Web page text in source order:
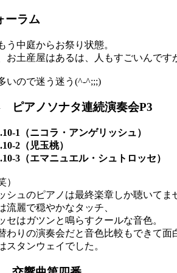
ーラム
う中庭からお祭り状態。
お土産屋はあるは、人もすごいんです
いので迷う迷う(^-^;;;)
ピアノソナタ連続演奏会P3
1（ニコラ・アンゲリッシュ）
2（児玉桃）
3（エマニュエル・シュトロッセ）
）
シュのピアノは最終楽章しか聴いてま
流麗で穏やかなタッチ、
セはガツンと鳴らすクールな音色。
わりの演奏会だと音色比較もできて面
スタンウェイでした。